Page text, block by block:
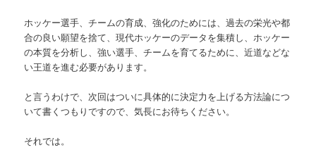
ホッケー選手、チームの育成、強化のためには、過去の栄光や都
合の良い願望を捨て、現代ホッケーのデータを集積し、ホッケー
の本質を分析し、強い選手、チームを育てるために、近道などな
い王道を進む必要があります。
と言うわけで、次回はついに具体的に決定力を上げる方法論につ
いて書くつもりですので、気長にお待ちください。
それでは。